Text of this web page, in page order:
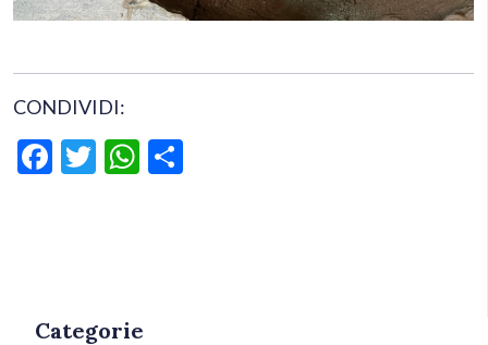
CONDIVIDI:
Facebook
TwitterWhatsApp
Categorie